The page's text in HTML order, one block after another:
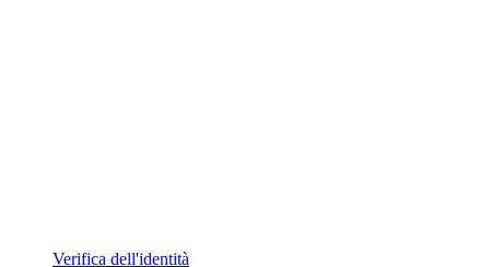
Verifica dell'identità